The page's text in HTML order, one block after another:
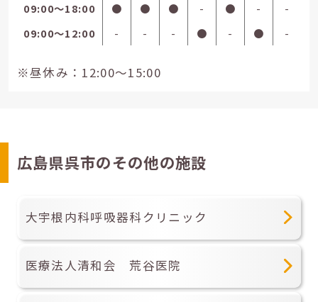
09:00〜18:00 ● ● ● - ● -
-
09:00〜12:00
- - - ● - ● -
※昼休み：12:00～15:00
広島県呉市のその他の施設
大宇根内科呼吸器科クリニック
医療法人清和会 荒谷医院